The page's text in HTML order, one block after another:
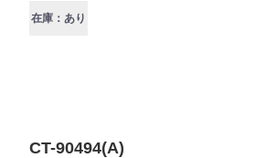
在庫：あり
CT-90494(A)